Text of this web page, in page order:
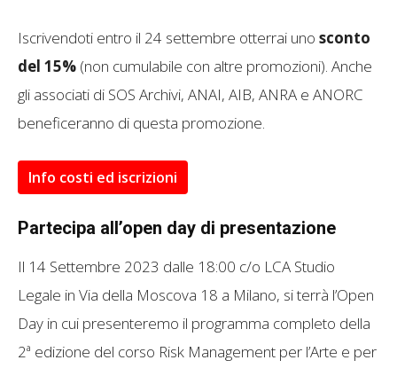
Iscrivendoti entro il 24 settembre otterrai uno sconto
del 15% (non cumulabile con altre promozioni). Anche
gli associati di SOS Archivi, ANAI, AIB, ANRA e ANORC
beneficeranno di questa promozione.
Info costi ed iscrizioni
Partecipa all’open day di presentazione
Il 14 Settembre 2023 dalle 18:00 c/o LCA Studio
Legale in Via della Moscova 18 a Milano, si terrà l’Open
Day in cui presenteremo il programma completo della
2ª edizione del corso Risk Management per l’Arte e per